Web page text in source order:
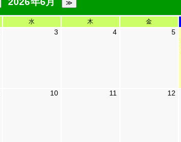
水 木 金
3 4 5
10 11 12